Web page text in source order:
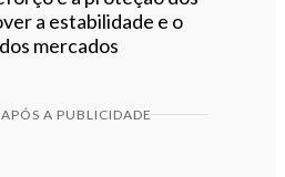
a estabilidade e o
mercados
A PUBLICIDADE